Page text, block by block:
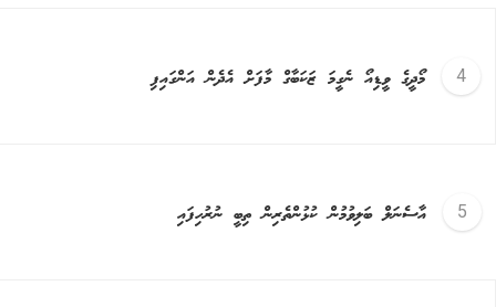
މޯދީގެ ވީޑިއޯ ނެގީމަ ޒަކަބާގް މާފަށް އެދެން އަންގައިފި
އާސެނަލް ބަލިވުމުން ކުޅުންތެރިން ތިބީ ނުރުހިފައި